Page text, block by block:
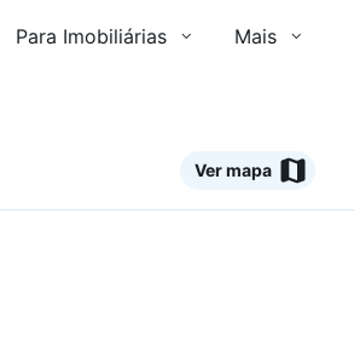
Para Imobiliárias Mais
Ver mapa